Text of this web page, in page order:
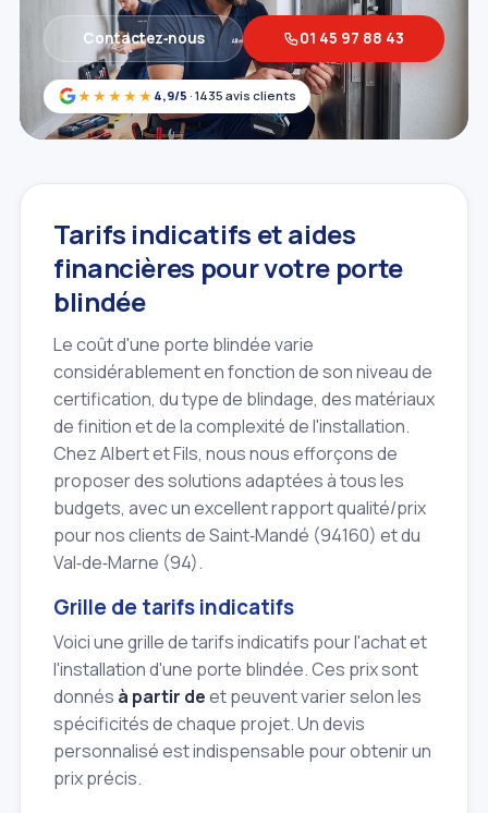
★★★★★ 4,9/5 · 1435 avis clients
Contactez‑nous 01 45 97 88 43
Tarifs indicatifs et aides
financières pour votre porte
blindée
Le coût d'une porte blindée varie
considérablement en fonction de son niveau de
certification, du type de blindage, des matériaux
de finition et de la complexité de l'installation.
Chez Albert et Fils, nous nous efforçons de
proposer des solutions adaptées à tous les
budgets, avec un excellent rapport qualité/prix
pour nos clients de Saint‑Mandé (94160) et du
Val‑de‑Marne (94).
Grille de tarifs indicatifs
Voici une grille de tarifs indicatifs pour l'achat et
l'installation d'une porte blindée. Ces prix sont
donnés à partir deet peuvent varier selon les
spécificités de chaque projet. Un devis
personnalisé est indispensable pour obtenir un
prix précis.